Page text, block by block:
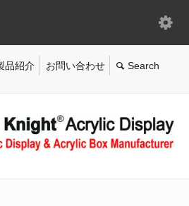
品紹介 お問い合わせ